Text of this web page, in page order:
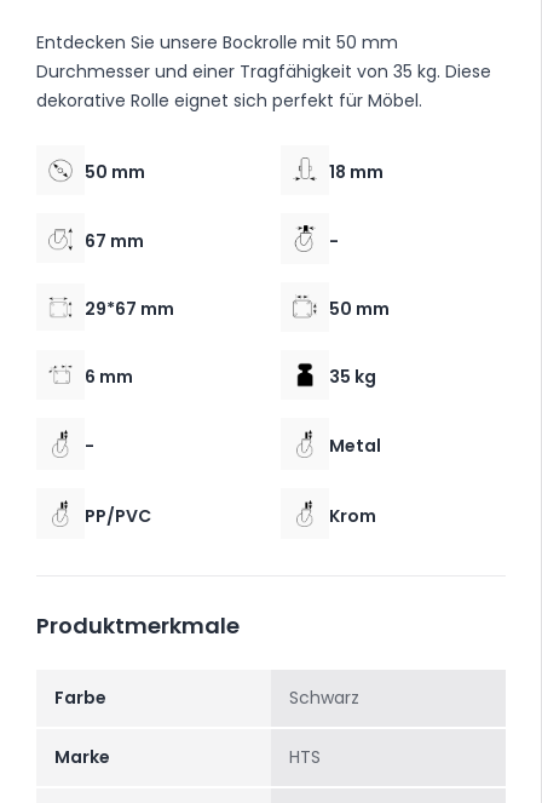
Entdecken Sie unsere Bockrolle mit 50 mm
Durchmesser und einer Tragfähigkeit von 35 kg. Diese
dekorative Rolle eignet sich perfekt für Möbel.
50 mm 18 mm
67 mm -
29*67 mm 50 mm
6 mm 35 kg
- Metal
PP/PVC Krom
Produktmerkmale
Farbe Schwarz
Marke HTS